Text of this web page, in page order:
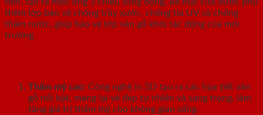
tiến, tạo ra hiệu ứng 3 chiều sống động. Bề mặt cửa được phủ
thêm lớp bảo vệ chống trầy xước, chống tia UV và chống
thấm nước, giúp bảo vệ lớp vân gỗ khỏi tác động của môi
trường.
Thẩm mỹ cao: Công nghệ in 5D tạo ra các họa tiết vân
gỗ nổi bật, mang lại vẻ đẹp tự nhiên và sang trọng, làm
tăng giá trị thẩm mỹ cho không gian sống.